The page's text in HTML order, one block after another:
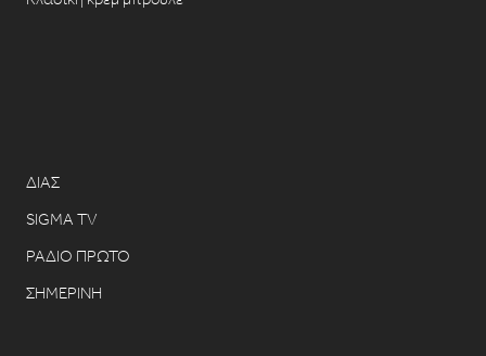
ΔΙΑΣ
SIGMA TV
ΡΑΔΙΟ ΠΡΩΤΟ
ΣΗΜΕΡΙΝΗ